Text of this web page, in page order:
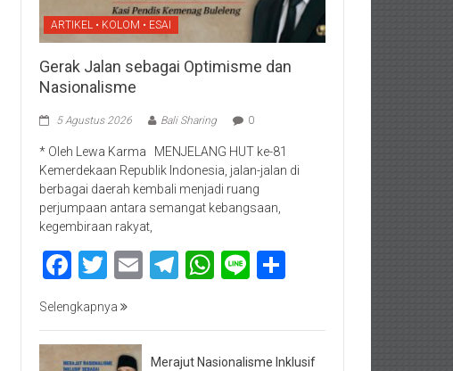
ARTIKEL • KOLOM • ESAI
Gerak Jalan sebagai Optimisme dan
Nasionalisme
5 Agustus 2026 Bali Sharing 0
* Oleh Lewa Karma MENJELANG HUT ke-81
Kemerdekaan Republik Indonesia, jalan-jalan di
berbagai daerah kembali menjadi ruang
perjumpaan antara semangat kebangsaan,
kegembiraan rakyat,
Facebook
Twitter
EmailTelegram
WhatsApp
Line
Selengkapnya
Merajut Nasionalisme Inklusif